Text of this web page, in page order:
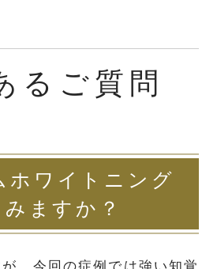
るご質問
ホワイトニング
ますか？
、今回の症例では強い知覚